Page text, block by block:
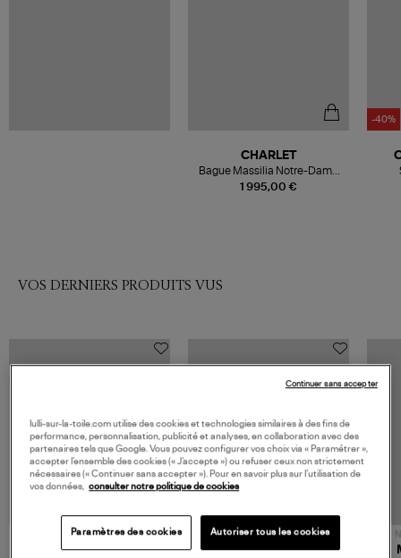
1 995,00 €
CHARLET
Bague Massilia Notre-Dame
de la Garde Or Jaune
-40%
VOS DERNIERS PRODUITS VUS
JEROME DREYFUSS
NOUVELLE COLLECTION
TORAL
lulli-sur-la-toile.com utilise des cookies et technologies similaires à des fins de
performance, personnalisation, publicité et analyses, en collaboration avec des
partenaires tels que Google. Vous pouvez configurer vos choix via « Paramétrer »,
accepter l’ensemble des cookies (« J’accepte ») ou refuser ceux non strictement
nécessaires (« Continuer sans accepter »). Pour en savoir plus sur l’utilisation de
vos données, consulter notre politique de cookies
Paramètres des cookies Autoriser tous les cookies
Continuer sans accepter